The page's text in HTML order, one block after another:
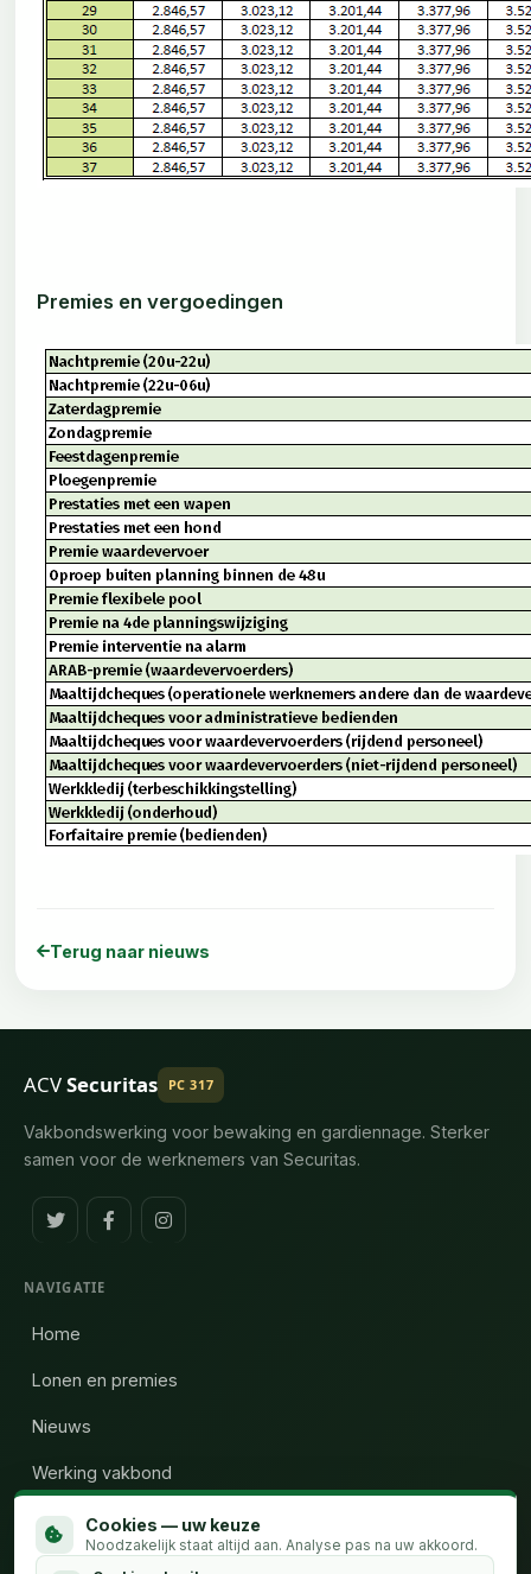
Premies en vergoedingen
Terug naar nieuws
ACVSecuritas PC 317
Vakbondswerking voor bewaking en gardiennage. Sterker
samen voor de werknemers van Securitas.
NAVIGATIE
Home
Lonen en premies
Nieuws
Werking vakbond
Wie zijn wij
Calculator uren
Cookies — uw keuze
Noodzakelijk staat altijd aan. Analyse pas na uw akkoord.